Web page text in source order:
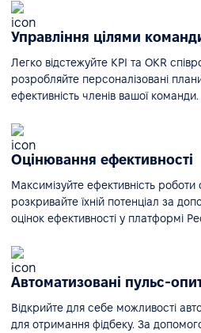
Управління цілями
Легко відстежуйте KPI та OKR
розробляйте персоналізовані
ефективність членів вашої команди.
Оцінювання ефективності
Максимізуйте ефективність роботи
розкривайте їхній потенціал за
оцінок ефективності у платформі
Автоматизовані пульс-
Відкрийте для себе можливості
для отримання фідбеку. За